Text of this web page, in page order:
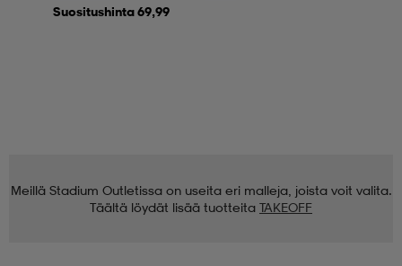
Suositushinta 69,99
Meillä Stadium Outletissa on useita eri malleja, joista voit valita.
Täältä löydät lisää tuotteita TAKEOFF